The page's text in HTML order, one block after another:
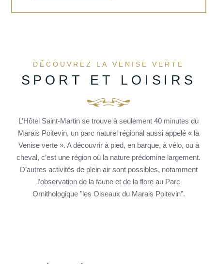
DÉCOUVREZ LA VENISE VERTE
SPORT ET LOISIRS
L’Hôtel Saint-Martin se trouve à seulement 40 minutes du
Marais Poitevin, un parc naturel régional aussi appelé « la
Venise verte ». A découvrir à pied, en barque, à vélo, ou à
cheval, c’est une région où la nature prédomine largement.
D’autres activités de plein air sont possibles, notamment
l’observation de la faune et de la flore au Parc
Ornithologique "les Oiseaux du Marais Poitevin".
CARTES CADEAUX